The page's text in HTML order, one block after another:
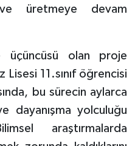
üretmeye devam
üçüncüsü olan proje
Lisesi 11.sınıf öğrencisi
bu sürecin aylarca
dayanışma yolculuğu
araştırmalarda